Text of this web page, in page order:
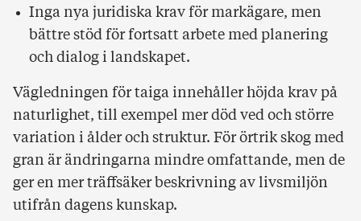
Inga nya juridiska krav för markägare, men
bättre stöd för fortsatt arbete med planering
och dialog i landskapet.
Vägledningen för taiga innehåller höjda krav på
naturlighet, till exempel mer död ved och större
variation i ålder och struktur. För örtrik skog med
gran är ändringarna mindre omfattande, men de
ger en mer träffsäker beskrivning av livsmiljön
utifrån dagens kunskap.